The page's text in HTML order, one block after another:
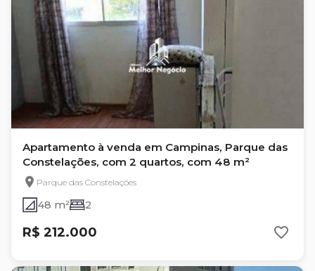
Apartamento à venda em Campinas, Parque das
Constelações, com 2 quartos, com 48 m²
Parque das Constelações
48 m² 2
R$ 212.000